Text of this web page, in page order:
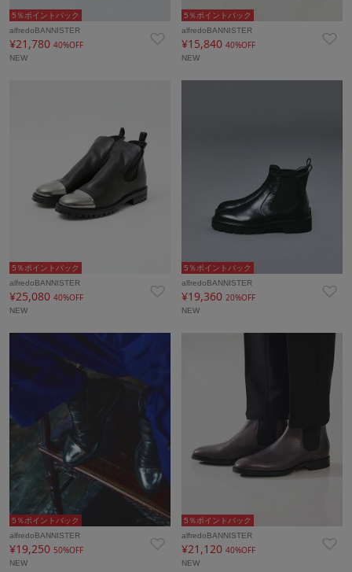
5％ポイントバック
alfredoBANNISTER
¥21,780 40%OFF
NEW
5％ポイントバック
alfredoBANNISTER
¥15,84040%OFF
NEW
5％ポイントバック
alfredoBANNISTER
¥25,080 40%OFF
NEW
5％ポイントバック
alfredoBANNISTER
¥19,36020%OFF
NEW
5％ポイントバック
alfredoBANNISTER
¥19,250 50%OFF
NEW
5％ポイントバック
alfredoBANNISTER
¥21,12040%OFF
NEW